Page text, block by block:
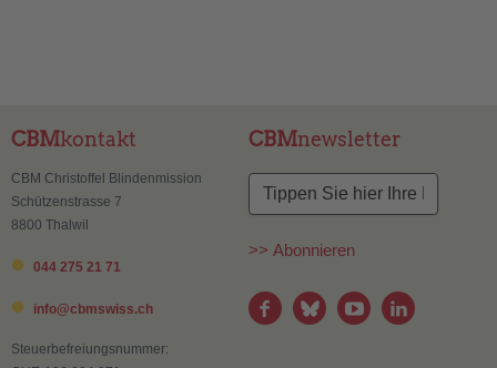
CBMkontakt
CBM Christoffel Blindenmission
Schützenstrasse 7
8800 Thalwil
044 275 21 71
info@cbmswiss.ch
Steuerbefreiungsnummer:
CBMnewsletter
>> Abonnieren